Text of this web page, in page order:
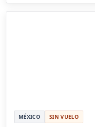
MÉXICO SIN VUELO